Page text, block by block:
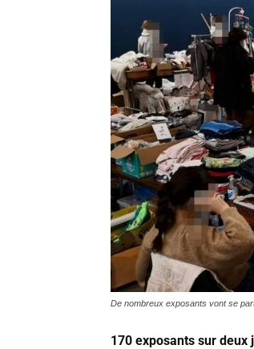
De nombreux exposants vont se
170 exposants sur deux